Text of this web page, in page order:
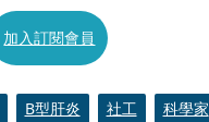
加入訂閱會員
B型肝炎 社工 科學家